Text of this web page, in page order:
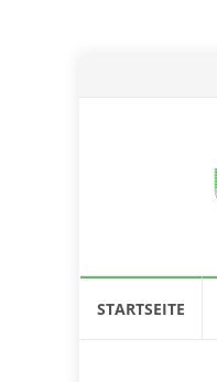
STARTSEITE